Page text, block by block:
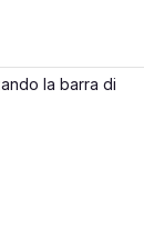
la barra di